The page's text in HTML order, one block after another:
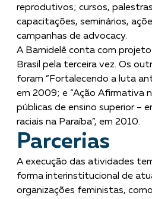
reprodutivos; cursos,
capacitações, seminários,
campanhas de advocacy.
A Bamidelê conta com
Brasil pela terceira vez. Os
foram ”Fortalecendo a luta
em 2009; e “Ação Afirmativa
públicas de ensino superior –
raciais na Paraíba”, em 2010.
Parcerias
A execução das atividades
forma interinstitucional de
organizações feministas,